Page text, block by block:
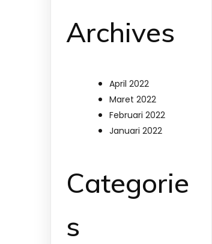
Archives
April 2022
Maret 2022
Februari 2022
Januari 2022
Categorie
s